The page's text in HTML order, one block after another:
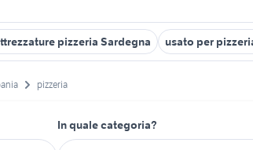
pizzeria Sardegna usato per
pizzeria
In quale categoria?